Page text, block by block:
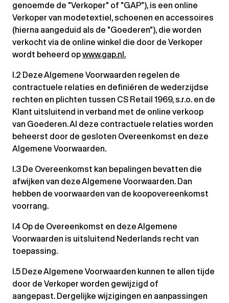
genoemde de "Verkoper" of "GAP"), is een online
Verkoper van modetextiel, schoenen en accessoires
(hierna aangeduid als de "Goederen"), die worden
verkocht via de online winkel die door de Verkoper
wordt beheerd opwww.gap.nl.
I.2 Deze Algemene Voorwaarden regelen de
contractuele relaties en definiëren de wederzijdse
rechten en plichten tussen CS Retail 1969, s.r.o. en de
Klant uitsluitend in verband met de online verkoop
van Goederen. Al deze contractuele relaties worden
beheerst door de gesloten Overeenkomst en deze
Algemene Voorwaarden.
I.3 De Overeenkomst kan bepalingen bevatten die
afwijken van deze Algemene Voorwaarden. Dan
hebben de voorwaarden van de koopovereenkomst
voorrang.
I.4 Op de Overeenkomst en deze Algemene
Voorwaarden is uitsluitend Nederlands recht van
toepassing.
I.5 Deze Algemene Voorwaarden kunnen te allen tijde
door de Verkoper worden gewijzigd of
aangepast. Dergelijke wijzigingen en aanpassingen